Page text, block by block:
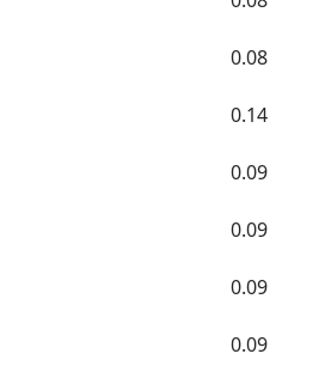
0.08
0.14
0.09
0.09
0.09
0.09